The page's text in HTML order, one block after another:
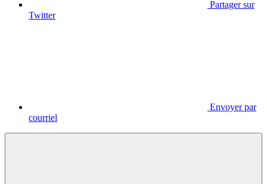
Partager sur
Twitter
Envoyer par
courriel